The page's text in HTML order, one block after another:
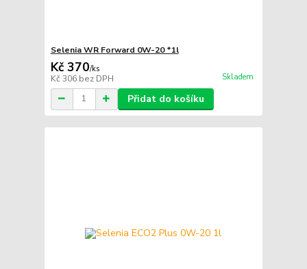
Selenia WR Forward 0W-20 *1l
Kč 370/ks
Kč 306 bez DPH Skladem
Přidat do košíku